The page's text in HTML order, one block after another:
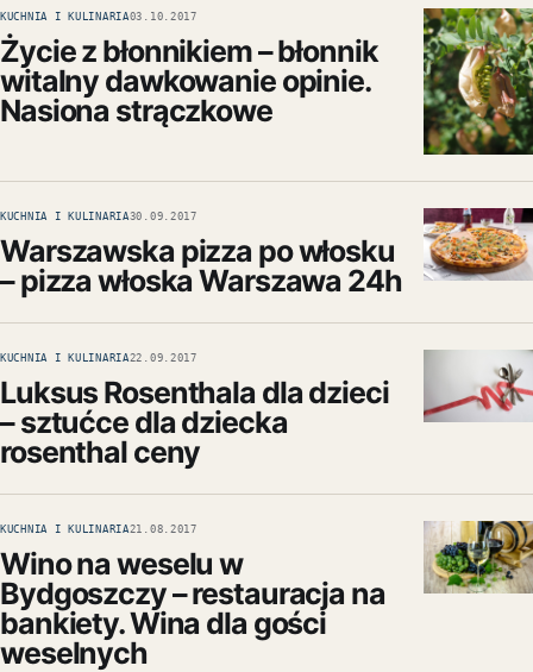
KUCHNIA I KULINARIA03.10.2017
Życie z błonnikiem – błonnik
witalny dawkowanie opinie.
Nasiona strączkowe
KUCHNIA I KULINARIA30.09.2017
Warszawska pizza po włosku
– pizza włoska Warszawa 24h
KUCHNIA I KULINARIA22.09.2017
Luksus Rosenthala dla dzieci
– sztućce dla dziecka
rosenthal ceny
KUCHNIA I KULINARIA21.08.2017
Wino na weselu w
Bydgoszczy – restauracja na
bankiety. Wina dla gości
weselnych